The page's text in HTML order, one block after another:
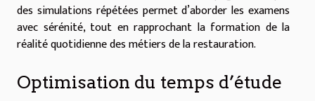
des simulations répétées permet d’aborder les examens
avec sérénité, tout en rapprochant la formation de la
réalité quotidienne des métiers de la restauration.
Optimisation du temps d’étude